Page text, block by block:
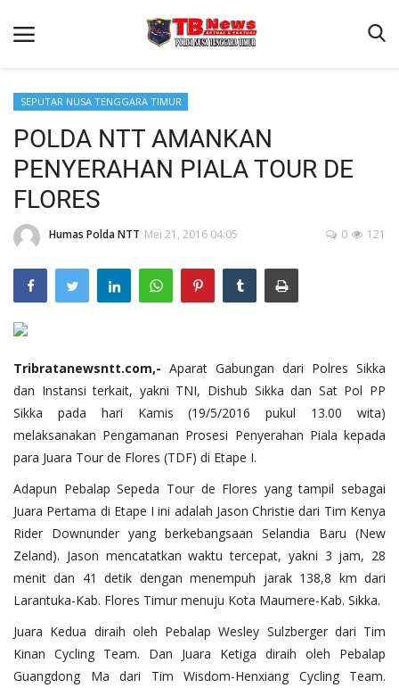
Beranda
Binkam
Terms & Conditions
Reskrim
Lantas
Polisi Kita
Mitra Polisi
Giat Ops
Link Polda NTT
SEPUTAR NUSA TENGGARA TIMUR
POLDA NTT AMANKAN
PENYERAHAN PIALA TOUR DE
FLORES
Humas Polda NTT Mei 21, 2016 04:05 121
0
Tribratanewsntt.com,- Aparat Gabungan dari Polres Sikka
dan Instansi terkait, yakni TNI, Dishub Sikka dan Sat Pol PP
Sikka pada hari Kamis (19/5/2016 pukul 13.00 wita)
melaksanakan Pengamanan Prosesi Penyerahan Piala kepada
para Juara Tour de Flores (TDF) di Etape I.
Adapun Pebalap Sepeda Tour de Flores yang tampil sebagai
Juara Pertama di Etape I ini adalah Jason Christie dari Tim Kenya
Rider Downunder yang berkebangsaan Selandia Baru (New
Zeland). Jason mencatatkan waktu tercepat, yakni 3 jam, 28
menit dan 41 detik dengan menempuh jarak 138,8 km dari
Larantuka-Kab. Flores Timur menuju Kota Maumere-Kab. Sikka.
Juara Kedua diraih oleh Pebalap Wesley Sulzberger dari Tim
Kinan Cycling Team. Dan Juara Ketiga diraih oleh Pebalap
Guangdong Ma dari Tim Wisdom-Henxiang Cycling Team.